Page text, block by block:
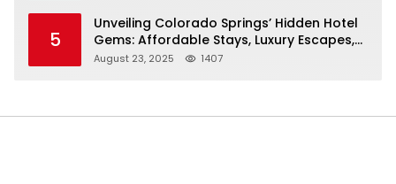
5
Unveiling Colorado Springs’ Hidden Hotel
Gems: Affordable Stays, Luxury Escapes,
and Everything In Between!
August 23, 2025 1407